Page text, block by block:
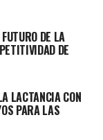
y
decisiones, el
políticas
incluyentes
tengan
de
las familias.
compromiso de
y oportuna con
DE LA
DE
LACTANCIA CON
PARA LAS